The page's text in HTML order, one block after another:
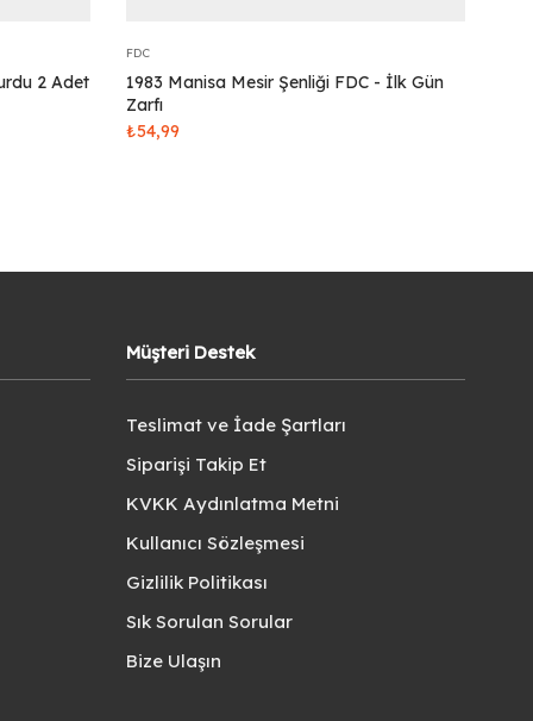
2 Adet
FDC
1983 Manisa Mesir Şenliği FDC - İlk Gün
Zarfı
₺54,99
Müşteri Destek
Teslimat ve İade Şartları
Siparişi Takip Et
KVKK Aydınlatma Metni
Kullanıcı Sözleşmesi
Gizlilik Politikası
Sık Sorulan Sorular
Bize Ulaşın